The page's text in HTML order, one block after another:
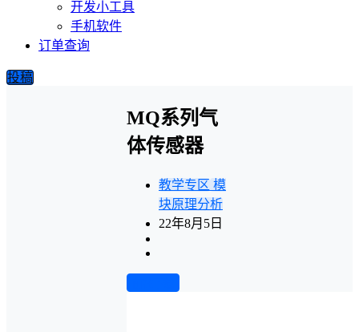
开发小工具
手机软件
订单查询
投稿
MQ系列气
体传感器
教学专区 模
块原理分析
22年8月5日